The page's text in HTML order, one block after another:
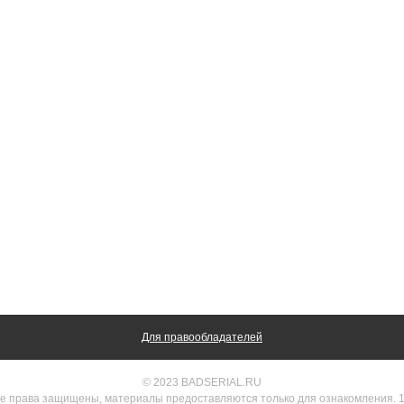
Для правообладателей
© 2023 BADSERIAL.RU
права защищены, материалы предоставляются только для ознакомления.